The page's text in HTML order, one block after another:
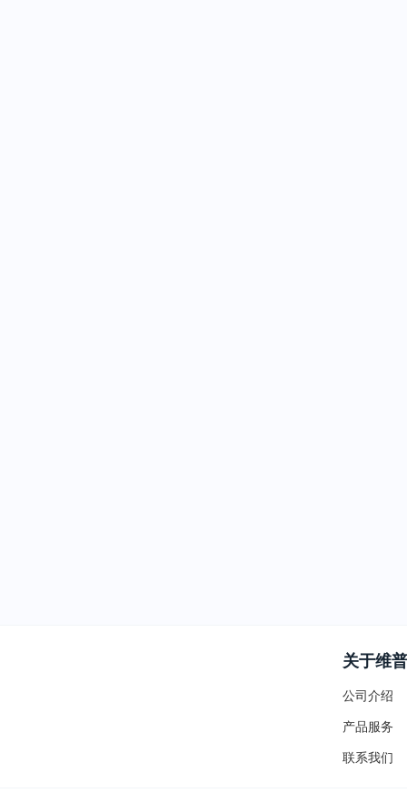
关于维普
公司介绍
产品服务
联系我们